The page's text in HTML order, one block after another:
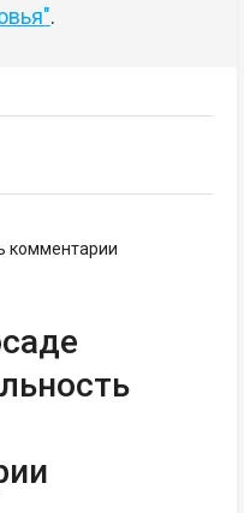
.
комментарии